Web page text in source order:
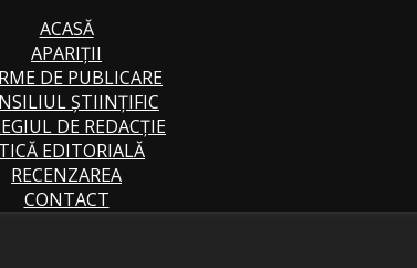
ACASĂ
APARIȚII
DE PUBLICARE
ȘTIINȚIFIC
DE REDACȚIE
EDITORIALĂ
RECENZAREA
CONTACT